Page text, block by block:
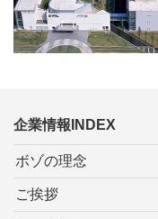
企業情報INDEX
ボゾの理念
ご挨拶